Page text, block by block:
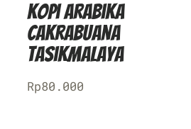
Kopi Arabika
Cakrabuana
Tasikmalaya
Rp80.000